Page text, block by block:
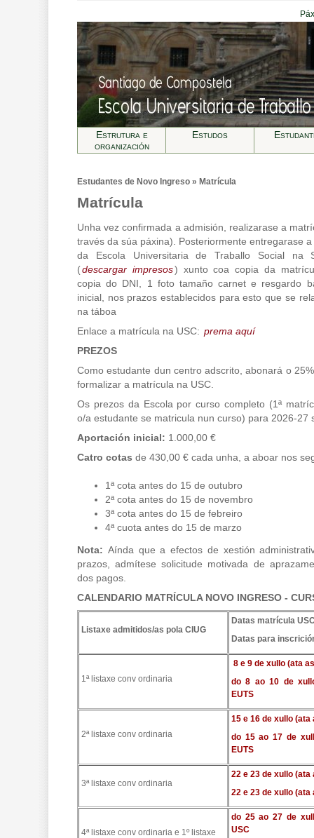
Estrutura e
organización
Estudos
Estudantes de Novo Ingreso » Matrícula
Matrícula
Unha vez confirmada a admisión, realizarase a
través da súa páxina). Posteriormente entregarase
da Escola Universitaria de Traballo Social na
(descargar impresos) xunto coa copia da
copia do DNI, 1 foto tamaño carnet e resgardo
inicial, nos prazos establecidos para esto que se
na táboa
Enlace a matrícula na USC: prema aquí
PREZOS
Como estudante dun centro adscrito, abonará o
formalizar a matrícula na USC.
Os prezos da Escola por curso completo (1ª
o/a estudante se matricula nun curso) para 2026-27
Aportación inicial: 1.000,00 €
Catro cotas de 430,00 € cada unha, a aboar nos
1ª cota antes do 15 de outubro
2ª cota antes do 15 de novembro
3ª cota antes do 15 de febreiro
4ª cuota antes do 15 de marzo
Nota: Aínda que a efectos de xestión
prazos, admítese solicitude motivada de
dos pagos.
CALENDARIO MATRÍCULA NOVO INGRESO -
Listaxe admitidos/as pola CIUG
Datas matrícula
Datas para
1ª listaxe conv ordinaria
8 e 9 de xullo (ata
do 8 ao 10 de
EUTS
2ª listaxe conv ordinaria
15 e 16 de xullo (ata
do 15 ao 17 de
EUTS
3ª listaxe conv ordinaria
22 e 23 de xullo (ata
22 e 23 de xullo (ata
4ª listaxe conv ordinaria e 1º listaxe
do 25 ao 27 de
USC